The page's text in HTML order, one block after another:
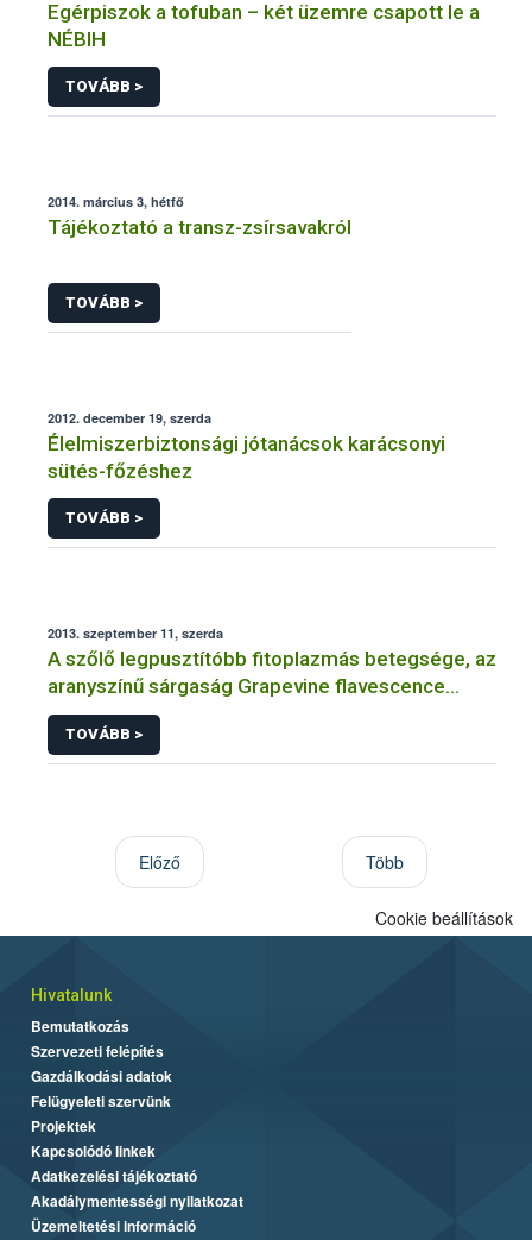
Egérpiszok a tofuban – két üzemre csapott le a
NÉBIH
TOVÁBB >
2014. március 3, hétfő
Tájékoztató a transz-zsírsavakról
TOVÁBB >
2012. december 19, szerda
Élelmiszerbiztonsági jótanácsok karácsonyi
sütés-főzéshez
TOVÁBB >
2013. szeptember 11, szerda
A szőlő legpusztítóbb fitoplazmás betegsége, az
aranyszínű sárgaság Grapevine flavescence
dorée (FD)
TOVÁBB >
Előző Több
Cookie beállítások
Hivatalunk
Bemutatkozás
Szervezeti felépítés
Gazdálkodási adatok
Felügyeleti szervünk
Projektek
Kapcsolódó linkek
Adatkezelési tájékoztató
Akadálymentességi nyilatkozat
Üzemeltetési információ